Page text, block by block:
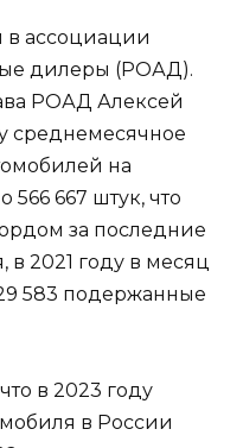
в ассоциации
дилеры (РОАД).
РОАД Алексей
среднемесячное
на
667 штук, что
за последние
в 2021 году в месяц
583 подержанные
в 2023 году
в России